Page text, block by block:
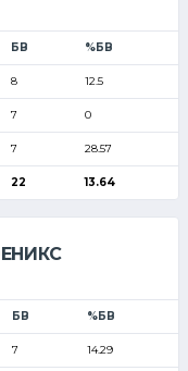
БВ %БВ
8 12.5
7 0
7 28.57
22 13.64
БВ %БВ
7 14.29